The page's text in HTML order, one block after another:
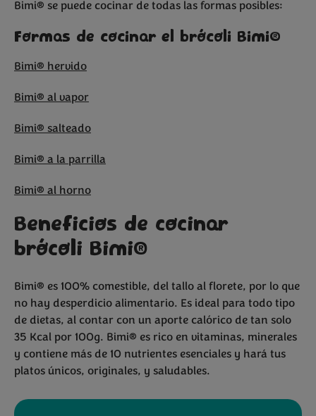
Bimi® se puede cocinar de todas las formas posibles:
Formas de cocinar el brócoli Bimi®
Bimi® hervido
Bimi® al vapor
Bimi® salteado
Bimi® a la parrilla
Bimi® al horno
Beneficios de cocinar
brócoli Bimi®
Bimi® es 100% comestible, del tallo al florete, por lo que
no hay desperdicio alimentario. Es ideal para todo tipo
de dietas, al contar con un aporte calórico de tan solo
35 Kcal por 100g. Bimi® es rico en vitaminas, minerales
y contiene más de 10 nutrientes esenciales y hará tus
platos únicos, originales, y saludables.